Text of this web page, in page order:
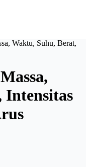
Waktu, Suhu, Berat,
Intensitas